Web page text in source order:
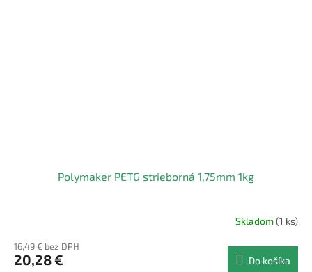
Polymaker PETG strieborná 1,75mm 1kg
Skladom(1 ks)
16,49 € bez DPH
20,28 € Do košíka